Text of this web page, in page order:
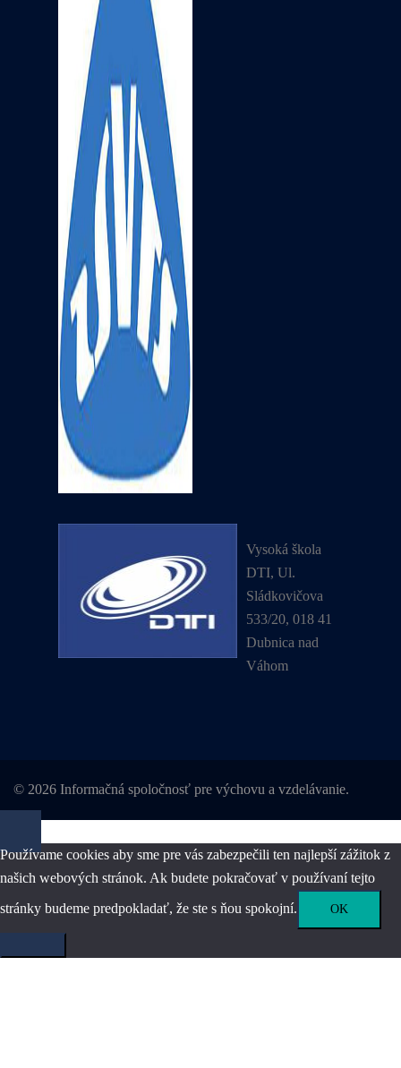
Vysoká škola
DTI, Ul.
Sládkovičova
533/20, 018 41
Dubnica nad
Váhom
© 2026 Informačná spoločnosť pre výchovu a vzdelávanie.
Používame cookies aby sme pre vás zabezpečili ten najlepší zážitok z
našich webových stránok. Ak budete pokračovať v používaní tejto
stránky budeme predpokladať, že ste s ňou spokojní.
OK